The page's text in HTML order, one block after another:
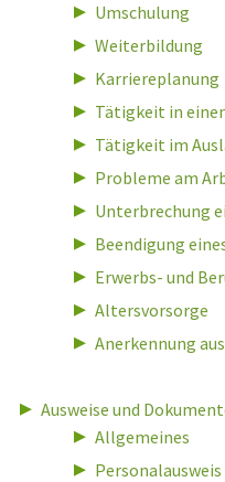
Umschulung
Weiterbildung
Karriereplanung
Tätigkeit in
Tätigkeit im
Probleme am
Unterbrechung
Beendigung
Erwerbs- und
Altersvorsorge
Anerkennung
Ausweise und
Allgemeines
Personalausweis